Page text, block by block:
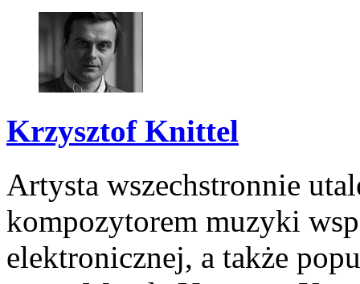
Krzysztof Knittel
Artysta wszechstronnie
kompozytorem muzyki
elektronicznej, a także